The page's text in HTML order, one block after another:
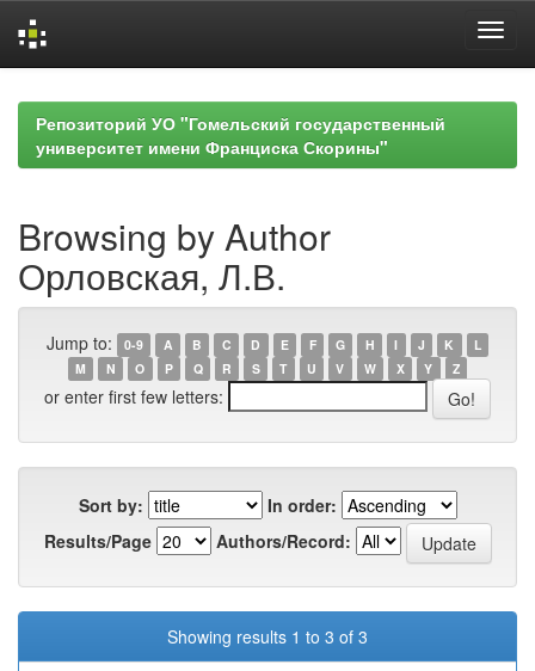
navigationРепозиторий УО "Гомельский государственный
университет имени Франциска Скорины"
Browsing by Author
Орловская, Л.В.
Jump to: 0-9 A B C D E F G H I J K
L
M
N O P Q R S T U V W X Y Z
or enter first few letters:
Sort by:
In order:
Results/Page
Authors/Record:
Showing results 1 to 3 of 3